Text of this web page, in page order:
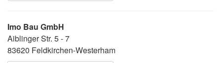
Imo Bau GmbH
Aiblinger Str. 5 - 7
83620 Feldkirchen-Westerham